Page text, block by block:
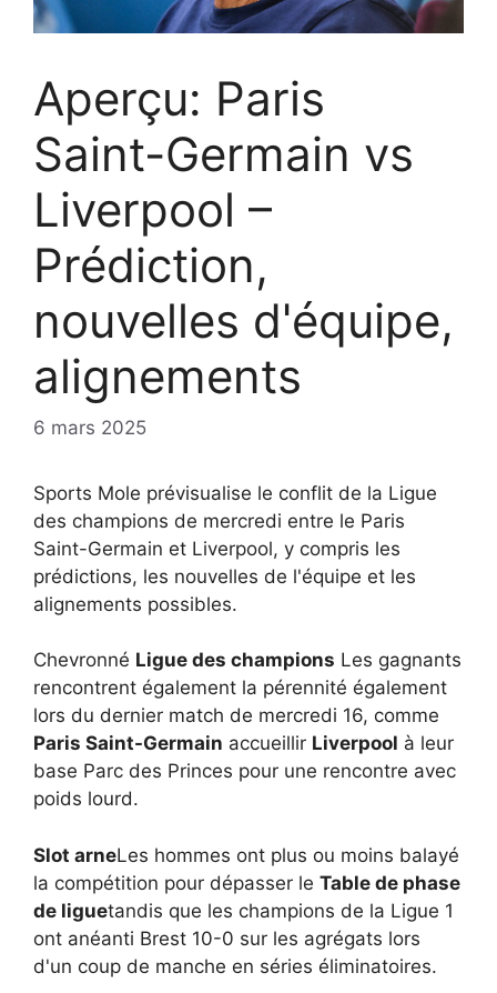
Aperçu: Paris
Saint-Germain vs
Liverpool –
Prédiction,
nouvelles d'équipe,
alignements
6 mars 2025
Sports Mole prévisualise le conflit de la Ligue
des champions de mercredi entre le Paris
Saint-Germain et Liverpool, y compris les
prédictions, les nouvelles de l'équipe et les
alignements possibles.
Chevronné Ligue des champions Les gagnants
rencontrent également la pérennité également
lors du dernier match de mercredi 16, comme
Paris Saint-Germain accueillir Liverpool à leur
base Parc des Princes pour une rencontre avec
poids lourd.
Slot arneLes hommes ont plus ou moins balayé
la compétition pour dépasser le Table de phase
de liguetandis que les champions de la Ligue 1
ont anéanti Brest 10-0 sur les agrégats lors
d'un coup de manche en séries éliminatoires.